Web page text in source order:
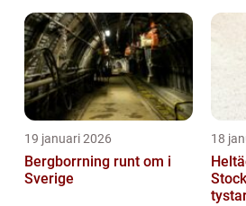
19 januari 2026
Bergborrning runt om i
Sverige
18